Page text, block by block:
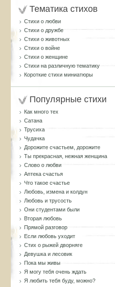
Тематика стихов
Стихи о любви
Стихи о дружбе
Стихи о животных
Стихи о войне
Стихи о женщине
Стихи на различную тематику
Короткие стихи миниатюры
Популярные стихи
Как много тех
Сатана
Трусиха
Чудачка
Дорожите счастьем, дорожите
Ты прекрасная, нежная женщина
Слово о любви
Аптека счастья
Что такое счастье
Любовь, измена и колдун
Любовь и трусость
Они студентами были
Вторая любовь
Прямой разговор
Если любовь уходит
Стих о рыжей дворняге
Девушка и лесовик
Пока мы живы
Я могу тебя очень ждать
Я любить тебя буду, можно?